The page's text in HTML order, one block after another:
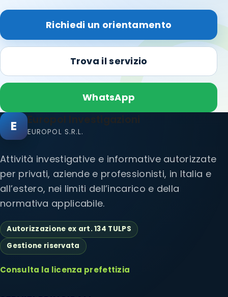
Richiedi un orientamento
Trova il servizio
WhatsApp
E Europol Investigazioni
EUROPOL S.R.L.
Attività investigative e informative autorizzate
per privati, aziende e professionisti, in Italia e
all’estero, nei limiti dell’incarico e della
normativa applicabile.
Autorizzazione ex art. 134 TULPS
Gestione riservata
Consulta la licenza prefettizia